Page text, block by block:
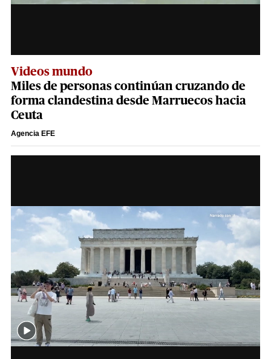
Videos mundo
Miles de personas continúan cruzando de
forma clandestina desde Marruecos hacia
Ceuta
Agencia EFE